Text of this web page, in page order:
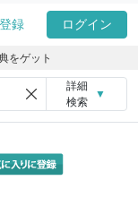
録 ログイン
をゲット
詳細
検索
▼